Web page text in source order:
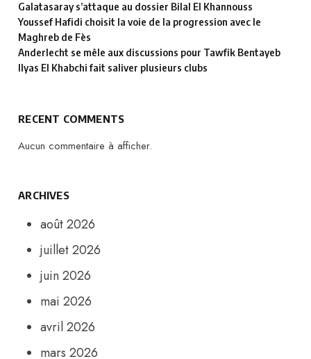
Galatasaray s’attaque au dossier Bilal El Khannouss
Youssef Hafidi choisit la voie de la progression avec le
Maghreb de Fès
Anderlecht se mêle aux discussions pour Tawfik Bentayeb
Ilyas El Khabchi fait saliver plusieurs clubs
RECENT COMMENTS
Aucun commentaire à afficher.
ARCHIVES
août 2026
juillet 2026
juin 2026
mai 2026
avril 2026
mars 2026